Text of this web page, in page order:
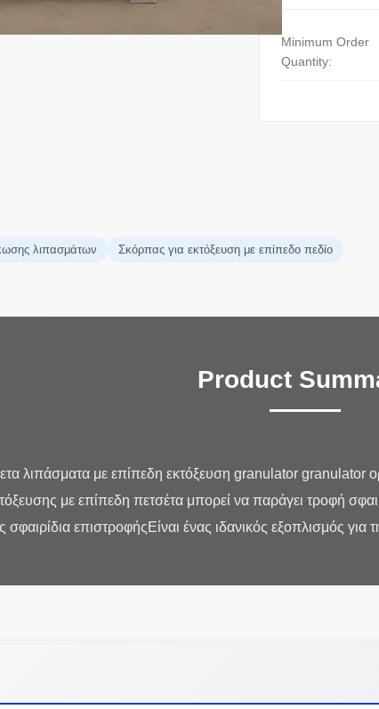
Minimum Order
Quantity:
λιπασμάτων Σκόρπας για εκτόξευση με επίπεδο πεδίο
Product
λιπάσματα με επίπεδη εκτόξευση granulator granulator
με επίπεδη πετσέτα μπορεί να παράγει τροφή